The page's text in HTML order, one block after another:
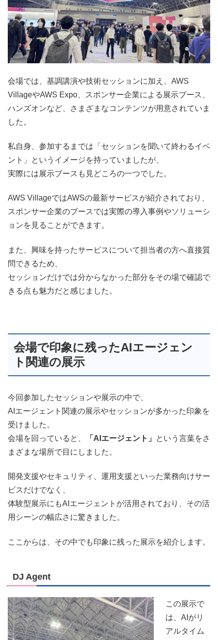
会場では、基調講演や技術セッションに加え、AWS
VillageやAWS Expo、スポンサー企業による展示ブース、
ハンズオンなど、さまざまなコンテンツが用意されていま
した。
私自身、参加するまでは「セッションを聞いて終わるイベ
ント」というイメージを持っていましたが、
実際には展示ブースも見どころの一つでした。
AWS VillageではAWSの最新サービスが紹介されており、
スポンサー企業のブースでは実際の導入事例やソリューシ
ョンを見ることができます。
また、興味を持ったサービスについて担当者の方へ直接質
問できるため、
セッションだけでは分からなかった部分をその場で確認で
きる点も魅力だと感じました。
会場で印象に残ったAIエージェン
ト関連の展示
今回参加したセッションや展示の中で、
AIエージェント関連の展示やセッションが多かった印象を
受けました。
会場を回っていると、
「AIエージェント」
という言葉をさ
まざまな場所で目にしました。
開発支援やセキュリティ、運用支援といった業務向けサー
ビスだけでなく、
体験型展示にもAIエージェントが活用されており、その活
用シーンの幅広さに驚きました。
ここからは、その中でも印象に残った展示を紹介します。
DJ Agent
この展示で
は、AIがリ
アルタイム